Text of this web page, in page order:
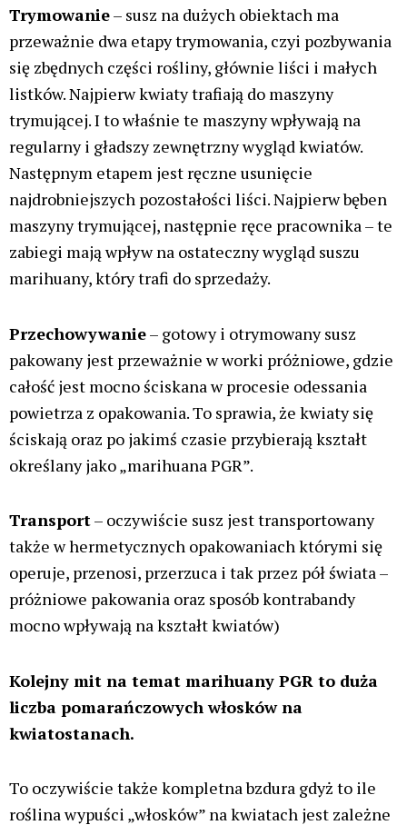
Trymowanie– susz na dużych obiektach ma
przeważnie dwa etapy trymowania, czyi pozbywania
się zbędnych części rośliny, głównie liści i małych
listków. Najpierw kwiaty trafiają do maszyny
trymującej. I to właśnie te maszyny wpływają na
regularny i gładszy zewnętrzny wygląd kwiatów.
Następnym etapem jest ręczne usunięcie
najdrobniejszych pozostałości liści. Najpierw bęben
maszyny trymującej, następnie ręce pracownika – te
zabiegi mają wpływ na ostateczny wygląd suszu
marihuany, który trafi do sprzedaży.
Przechowywanie– gotowy i otrymowany susz
pakowany jest przeważnie w worki próżniowe, gdzie
całość jest mocno ściskana w procesie odessania
powietrza z opakowania. To sprawia, że kwiaty się
ściskają oraz po jakimś czasie przybierają kształt
określany jako „marihuana PGR”.
Transport– oczywiście susz jest transportowany
także w hermetycznych opakowaniach którymi się
operuje, przenosi, przerzuca i tak przez pół świata –
próżniowe pakowania oraz sposób kontrabandy
mocno wpływają na kształt kwiatów)
Kolejny mit na temat marihuany PGR to duża
liczba pomarańczowych włosków na
kwiatostanach.
To oczywiście także kompletna bzdura gdyż to ile
roślina wypuści „włosków” na kwiatach jest zależne